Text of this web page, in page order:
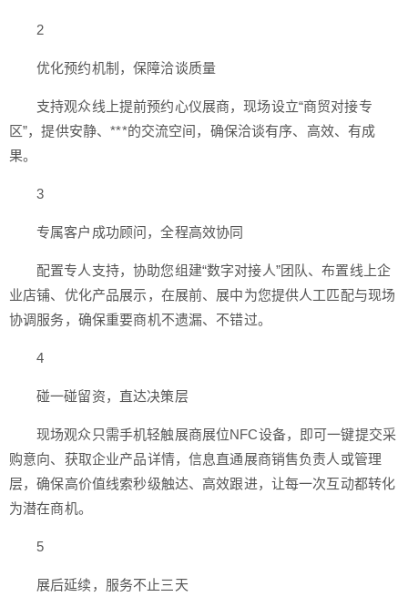
2
优化预约机制，保障洽谈质量
支持观众线上提前预约心仪展商，现场设立“商贸对接专
区”，提供安静、***的交流空间，确保洽谈有序、高效、有成
果。
3
专属客户成功顾问，全程高效协同
配置专人支持，协助您组建“数字对接人”团队、布置线上企
业店铺、优化产品展示，在展前、展中为您提供人工匹配与现场
协调服务，确保重要商机不遗漏、不错过。
4
碰一碰留资，直达决策层
现场观众只需手机轻触展商展位NFC设备，即可一键提交采
购意向、获取企业产品详情，信息直通展商销售负责人或管理
层，确保高价值线索秒级触达、高效跟进，让每一次互动都转化
为潜在商机。
5
展后延续，服务不止三天